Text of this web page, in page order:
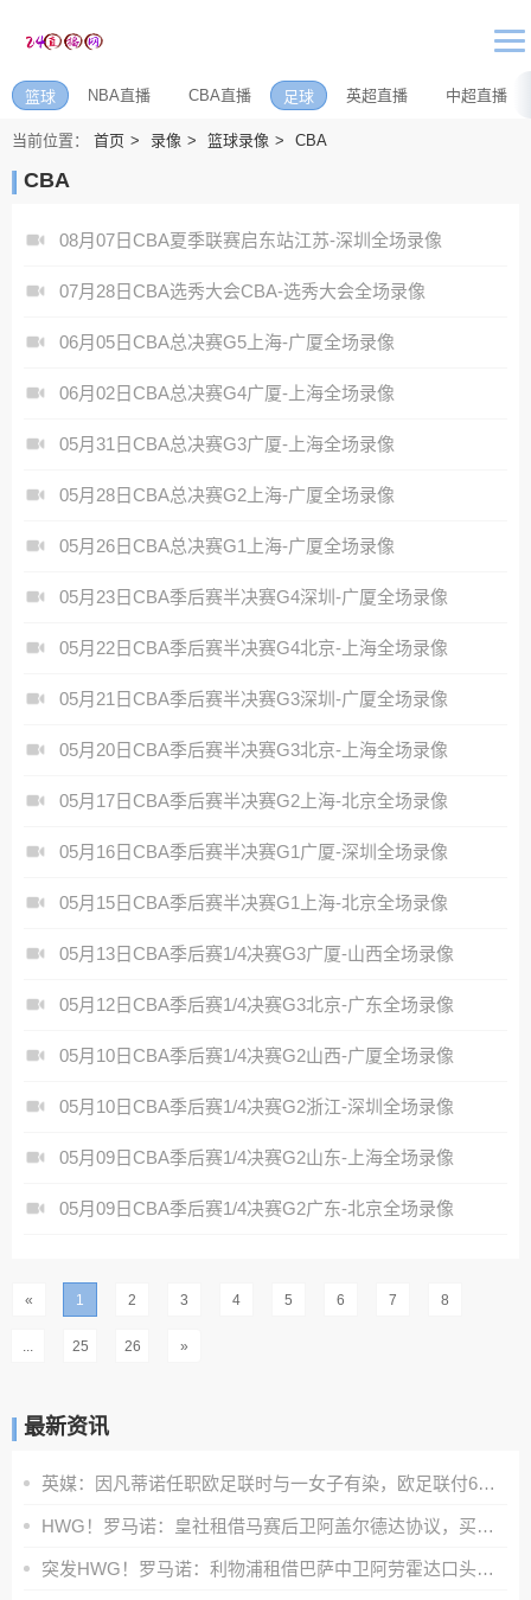
篮球 NBA直播 CBA直播 足球 英超直播 中超直播
当前位置： 首页 录像 篮球录像 CBA
CBA
08月07日CBA夏季联赛启东站江苏-深圳全场录像
07月28日CBA选秀大会CBA-选秀大会全场录像
06月05日CBA总决赛G5上海-广厦全场录像
06月02日CBA总决赛G4广厦-上海全场录像
05月31日CBA总决赛G3广厦-上海全场录像
05月28日CBA总决赛G2上海-广厦全场录像
05月26日CBA总决赛G1上海-广厦全场录像
05月23日CBA季后赛半决赛G4深圳-广厦全场录像
05月22日CBA季后赛半决赛G4北京-上海全场录像
05月21日CBA季后赛半决赛G3深圳-广厦全场录像
05月20日CBA季后赛半决赛G3北京-上海全场录像
05月17日CBA季后赛半决赛G2上海-北京全场录像
05月16日CBA季后赛半决赛G1广厦-深圳全场录像
05月15日CBA季后赛半决赛G1上海-北京全场录像
05月13日CBA季后赛1/4决赛G3广厦-山西全场录像
05月12日CBA季后赛1/4决赛G3北京-广东全场录像
05月10日CBA季后赛1/4决赛G2山西-广厦全场录像
05月10日CBA季后赛1/4决赛G2浙江-深圳全场录像
05月09日CBA季后赛1/4决赛G2山东-上海全场录像
05月09日CBA季后赛1/4决赛G2广东-北京全场录像
« 1 2 3 4 5 6 7 8
... 25 26 »
最新资讯
英媒：因凡蒂诺任职欧足联时与一女子有染，欧足联付6位数封口费
HWG！罗马诺：皇社租借马赛后卫阿盖尔德达协议，买断费1100万欧
突发HWG！罗马诺：利物浦租借巴萨中卫阿劳霍达口头协议